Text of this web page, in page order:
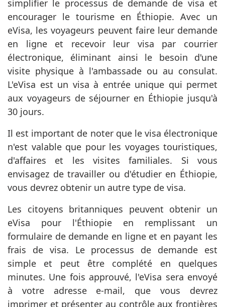
simplifier le processus de demande de visa et
encourager le tourisme en Éthiopie. Avec un
eVisa, les voyageurs peuvent faire leur demande
en ligne et recevoir leur visa par courrier
électronique, éliminant ainsi le besoin d'une
visite physique à l'ambassade ou au consulat.
L'eVisa est un visa à entrée unique qui permet
aux voyageurs de séjourner en Éthiopie jusqu'à
30 jours.
Il est important de noter que le visa électronique
n'est valable que pour les voyages touristiques,
d'affaires et les visites familiales. Si vous
envisagez de travailler ou d'étudier en Éthiopie,
vous devrez obtenir un autre type de visa.
Les citoyens britanniques peuvent obtenir un
eVisa pour l'Éthiopie en remplissant un
formulaire de demande en ligne et en payant les
frais de visa. Le processus de demande est
simple et peut être complété en quelques
minutes. Une fois approuvé, l'eVisa sera envoyé
à votre adresse e-mail, que vous devrez
imprimer et présenter au contrôle aux frontières